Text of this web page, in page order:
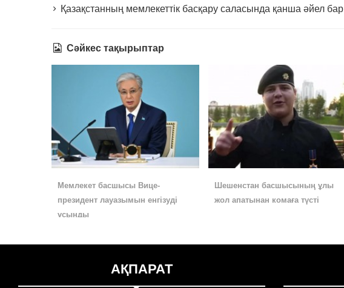
Қазақстанның мемлекеттік басқару саласында қанша әйел бар
Сәйкес тақырыптар
Мемлекет басшысы Вице-
президент лауазымын енгізуді
ұсынды
Шешенстан басшысының ұлы
жол апатынан комаға түсті
АҚПАРАТ